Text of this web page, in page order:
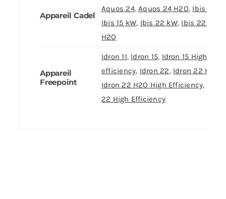
Appareil Cadel
Aquos 24,Aquos 24 H2O, Ibis 11 kW
Ibis 15 kW, Ibis 22 kW, Ibis 22 kW
H2O
Appareil
Freepoint
Idron 11, Idron 15, Idron 15 High
efficiency, Idron 22, Idron 22 H2O
Idron 22 H2O High Efficiency,
22 High Efficiency